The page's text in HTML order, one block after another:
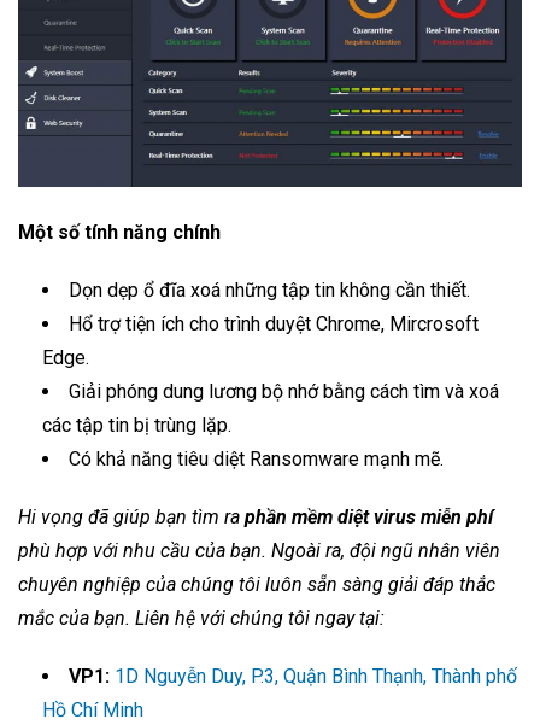
Một số tính năng chính
Dọn dẹp ổ đĩa xoá những tập tin không cần thiết.
Hổ trợ tiện ích cho trình duyệt Chrome, Mircrosoft
Edge.
Giải phóng dung lương bộ nhớ bằng cách tìm và xoá
các tập tin bị trùng lặp.
Có khả năng tiêu diệt Ransomware mạnh mẽ.
Hi vọng đã giúp bạn tìm ra phần mềm diệt virus miễn phí
phù hợp với nhu cầu của bạn. Ngoài ra, đội ngũ nhân viên
chuyên nghiệp của chúng tôi luôn sẵn sàng giải đáp thắc
mắc của bạn. Liên hệ với chúng tôi ngay tại:
VP1: 1D Nguyễn Duy, P.3, Quận Bình Thạnh, Thành phố
Hồ Chí Minh